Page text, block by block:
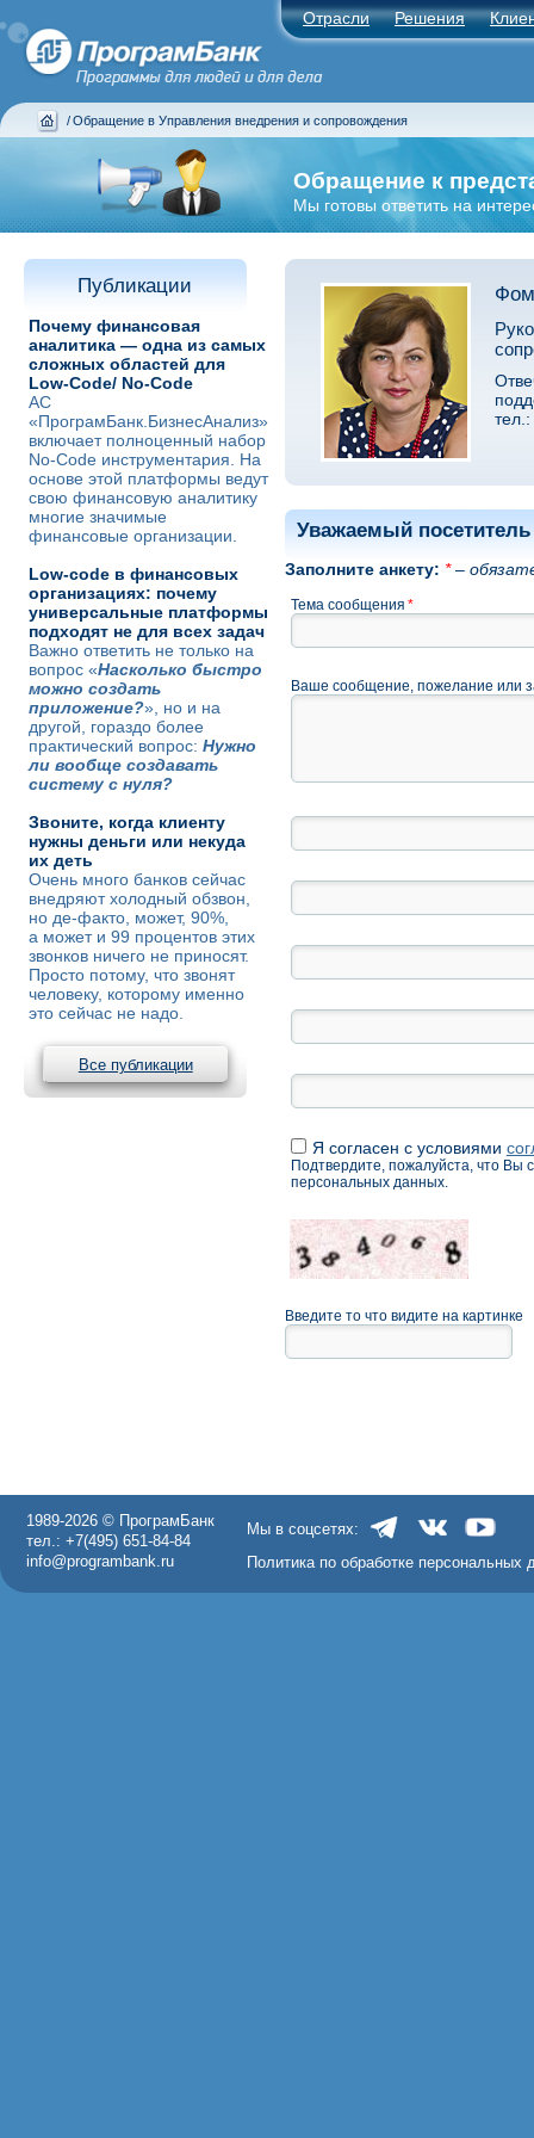
Отрасли Решения
/ Обращение в Управления внедрения и сопровождения
Обращение к
Мы готовы ответить на
Публикации
Почему финансовая
аналитика — одна из самых
сложных областей для
Low-Code/ No-Code
АС
«ПрограмБанк.БизнесАнализ»
включает полноценный набор
No-Code инструментария. На
основе этой платформы ведут
свою финансовую аналитику
многие значимые
финансовые организации.
Low-code в финансовых
организациях: почему
универсальные платформы
подходят не для всех задач
Важно ответить не только на
вопрос «Насколько быстро
можно создать
приложение?», но и на
другой, гораздо более
практический вопрос: Нужно
ли вообще создавать
систему с нуля?
Звоните, когда клиенту
нужны деньги или некуда
их деть
Очень много банков сейчас
внедряют холодный обзвон,
но де-факто, может, 90%,
а может и 99 процентов этих
звонков ничего не приносят.
Просто потому, что звонят
человеку, которому именно
это сейчас не надо.
Все публикации
Уважаемый посетитель
Заполните анкету: *–
Тема сообщения *
Ваше сообщение, пожелание или
Я согласен с условиями
Подтвердите, пожалуйста, что Вы
персональных данных.
Введите то что видите на картинке
1989-2026 © ПрограмБанк
тел.: +7(495) 651-84-84
info@programbank.ru
Мы в соцсетях:
Политика по обработке персональных